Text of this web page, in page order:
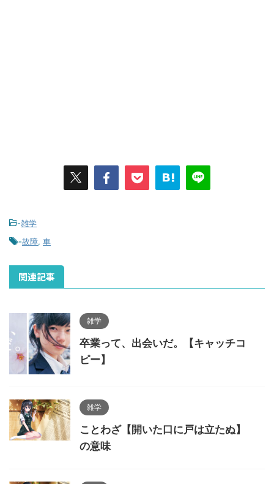
-雑学
-故障, 車
関連記事
雑学
卒業って、出会いだ。【キャッチコ
ピー】
雑学
ことわざ【開いた口に戸は立たぬ】
の意味